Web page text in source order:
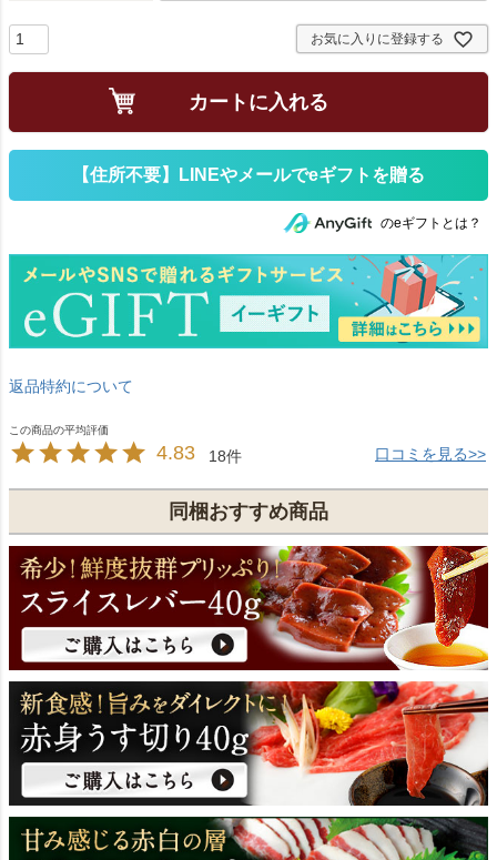
4.83 18 口コミを見る>>
)
お気に入りに登録する
カートに入れる
のeギフトとは？
同梱おすすめ商品
返品特約について